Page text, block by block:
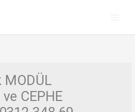
MODÜL
CEPHE